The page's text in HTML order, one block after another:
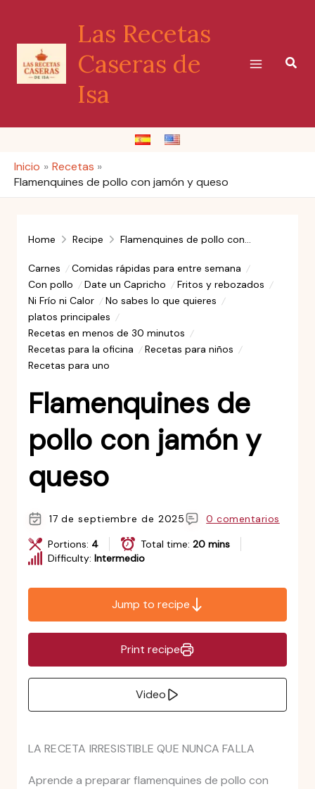
contenido
Las Recetas
Caseras de
Isa
Inicio
Recetas
Flamenquines de pollo con jamón y queso
Home Recipe Flamenquines de pollo con jamón y queso
Carnes
Comidas rápidas para entre semana
Con pollo
Date un Capricho
Fritos y rebozados
Ni Frío ni Calor
No sabes lo que quieres
platos principales
Recetas en menos de 30 minutos
Recetas para la oficina
Recetas para niños
Recetas para uno
Flamenquines de
pollo con jamón y
queso
17 de septiembre de 2025
0 comentarios
Portions: 4 Total time: 20 mins
Difficulty: Intermedio
Jump to recipe
Print recipe
Video
LA RECETA IRRESISTIBLE QUE NUNCA FALLA
Aprende a preparar flamenquines de pollo con